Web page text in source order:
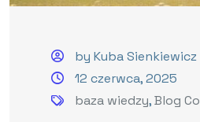
by Kuba Sienkiewicz
12 czerwca, 2025
baza wiedzy,Blog